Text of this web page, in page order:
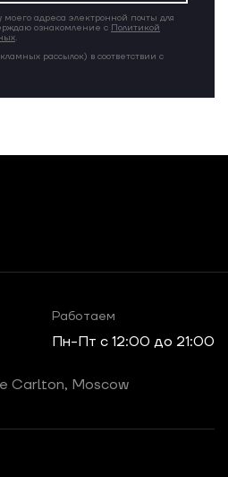
адреса электронной почты для
ознакомление с Политикой
.
рассылок) в соответствии с
Работаем
Пн-Пт c 12:00 до 21:00
Carlton, Moscow